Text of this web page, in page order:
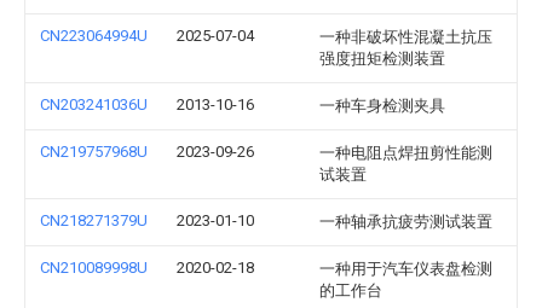
CN223064994U 2025-07-04
一种非破坏性混凝土抗压
强度扭矩检测装置
CN203241036U 2013-10-16 一种车身检测夹具
CN219757968U 2023-09-26
一种电阻点焊扭剪性能测
试装置
CN218271379U 2023-01-10 一种轴承抗疲劳测试装置
CN210089998U 2020-02-18
一种用于汽车仪表盘检测
的工作台